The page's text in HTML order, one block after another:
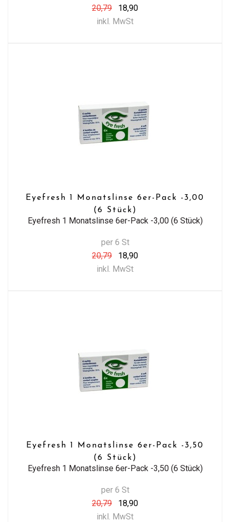
20,79
18,90
inkl. MwSt
Eyefresh 1 Monatslinse 6er-Pack -3,00
(6 Stück)
Eyefresh 1 Monatslinse 6er-Pack -3,00 (6 Stück)
per 6 St
20,79
18,90
inkl. MwSt
Eyefresh 1 Monatslinse 6er-Pack -3,50
(6 Stück)
Eyefresh 1 Monatslinse 6er-Pack -3,50 (6 Stück)
per 6 St
20,79
18,90
inkl. MwSt